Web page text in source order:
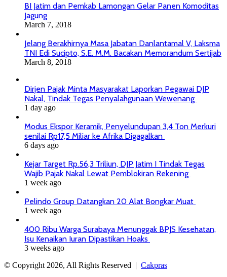
BI Jatim dan Pemkab Lamongan Gelar Panen Komoditas
Jagung
March 7, 2018
Jelang Berakhirnya Masa Jabatan Danlantamal V, Laksma
TNI Edi Sucipto, S.E. M.M. Bacakan Memorandum Sertijab
March 8, 2018
Dirjen Pajak Minta Masyarakat Laporkan Pegawai DJP
Nakal, Tindak Tegas Penyalahgunaan Wewenang
1 day ago
Modus Ekspor Keramik, Penyelundupan 3,4 Ton Merkuri
senilai Rp17,5 Miliar ke Afrika Digagalkan
6 days ago
Kejar Target Rp.56,3 Triliun, DJP Jatim I Tindak Tegas
Wajib Pajak Nakal Lewat Pemblokiran Rekening
1 week ago
Pelindo Group Datangkan 20 Alat Bongkar Muat
1 week ago
400 Ribu Warga Surabaya Menunggak BPJS Kesehatan,
Isu Kenaikan Iuran Dipastikan Hoaks
3 weeks ago
© Copyright 2026, All Rights Reserved | Cakpras